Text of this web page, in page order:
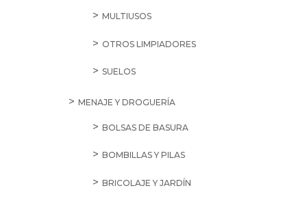
MULTIUSOS
OTROS LIMPIADORES
SUELOS
MENAJE Y DROGUERÍA
BOLSAS DE BASURA
BOMBILLAS Y PILAS
BRICOLAJE Y JARDÍN